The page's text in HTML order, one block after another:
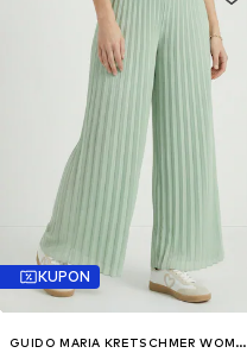
KUPON
GUIDO MARIA KRETSCHMER WOMEN